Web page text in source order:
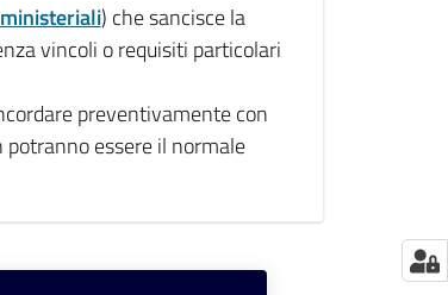
) che sancisce la
vincoli o requisiti particolari
preventivamente con
potranno essere il normale